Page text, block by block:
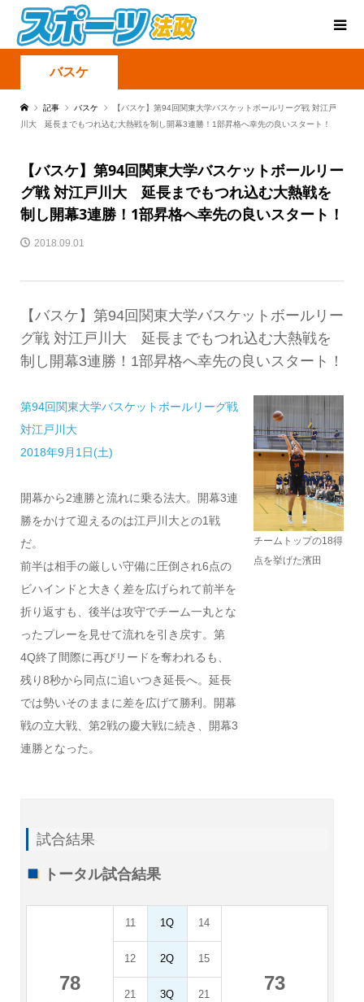
バスケ
記事 バスケ
【バスケ】第94回関東大学バスケットボールリーグ戦 対江戸
川大 延長までもつれ込む大熱戦を制し開幕3連勝！1部昇格へ幸先の良いスタート！
【バスケ】第94回関東大学バスケットボールリー
グ戦 対江戸川大 延長までもつれ込む大熱戦を
制し開幕3連勝！1部昇格へ幸先の良いスタート！
2018.09.01
【バスケ】第94回関東大学バスケットボールリー
グ戦 対江戸川大 延長までもつれ込む大熱戦を
制し開幕3連勝！1部昇格へ幸先の良いスタート！
第94回関東大学バスケットボールリーグ戦
対江戸川大
2018年9月1日(土)
開幕から2連勝と流れに乗る法大。開幕3連
勝をかけて迎えるのは江戸川大との1戦
だ。
前半は相手の厳しい守備に圧倒され6点の
ビハインドと大きく差を広げられて前半を
折り返すも、後半は攻守でチーム一丸とな
ったプレーを見せて流れを引き戻す。第
4Q終了間際に再びリードを奪われるも、
残り8秒から同点に追いつき延長へ。延長
では勢いそのままに差を広げて勝利。開幕
戦の立大戦、第2戦の慶大戦に続き、開幕3
連勝となった。
チームトップの18得
点を挙げた濱田
試合結果
トータル試合結果
78
11 1Q 14
73
12 2Q 15
21 3Q 21